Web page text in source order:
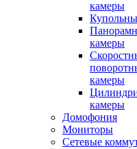
камеры
камеры
камеры
камеры
Домофония
Мониторы
Сетевые